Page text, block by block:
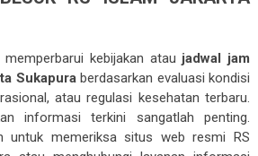
kebijakan atau jadwal jam
Sukapuraberdasarkan evaluasi kondisi
atau regulasi kesehatan terbaru.
informasi terkini sangatlah penting.
untuk memeriksa situs web resmi RS